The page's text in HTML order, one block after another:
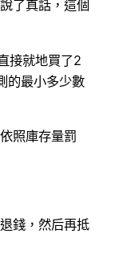
了真話，這個
接就地買了2
的最小多少數
照庫存量罰
錢，然后再抵